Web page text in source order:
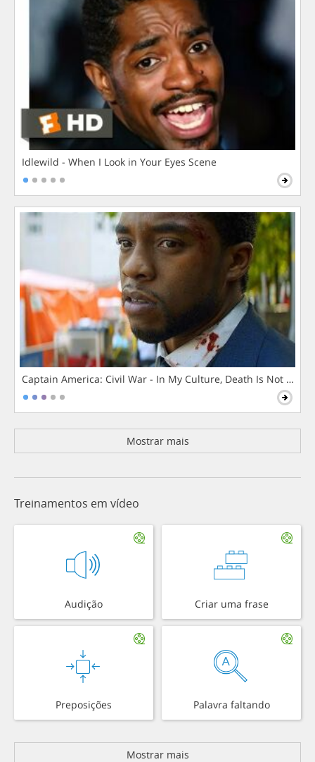
Idlewild - When I Look in Your Eyes Scene
Captain America: Civil War - In My Culture, Death Is Not The
Mostrar mais
Treinamentos em vídeo
Audição Criar uma frase
Preposições Palavra faltando
Mostrar mais